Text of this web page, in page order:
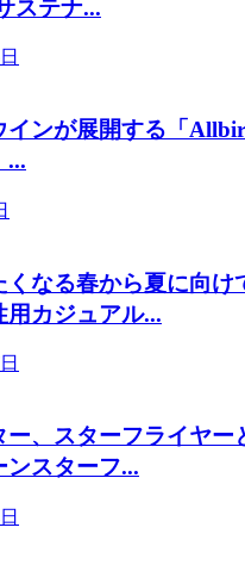
ステナ...
インが展開する「
...
くなる春から夏に向け
用カジュアル...
ー、スターフライヤー
ンスターフ...